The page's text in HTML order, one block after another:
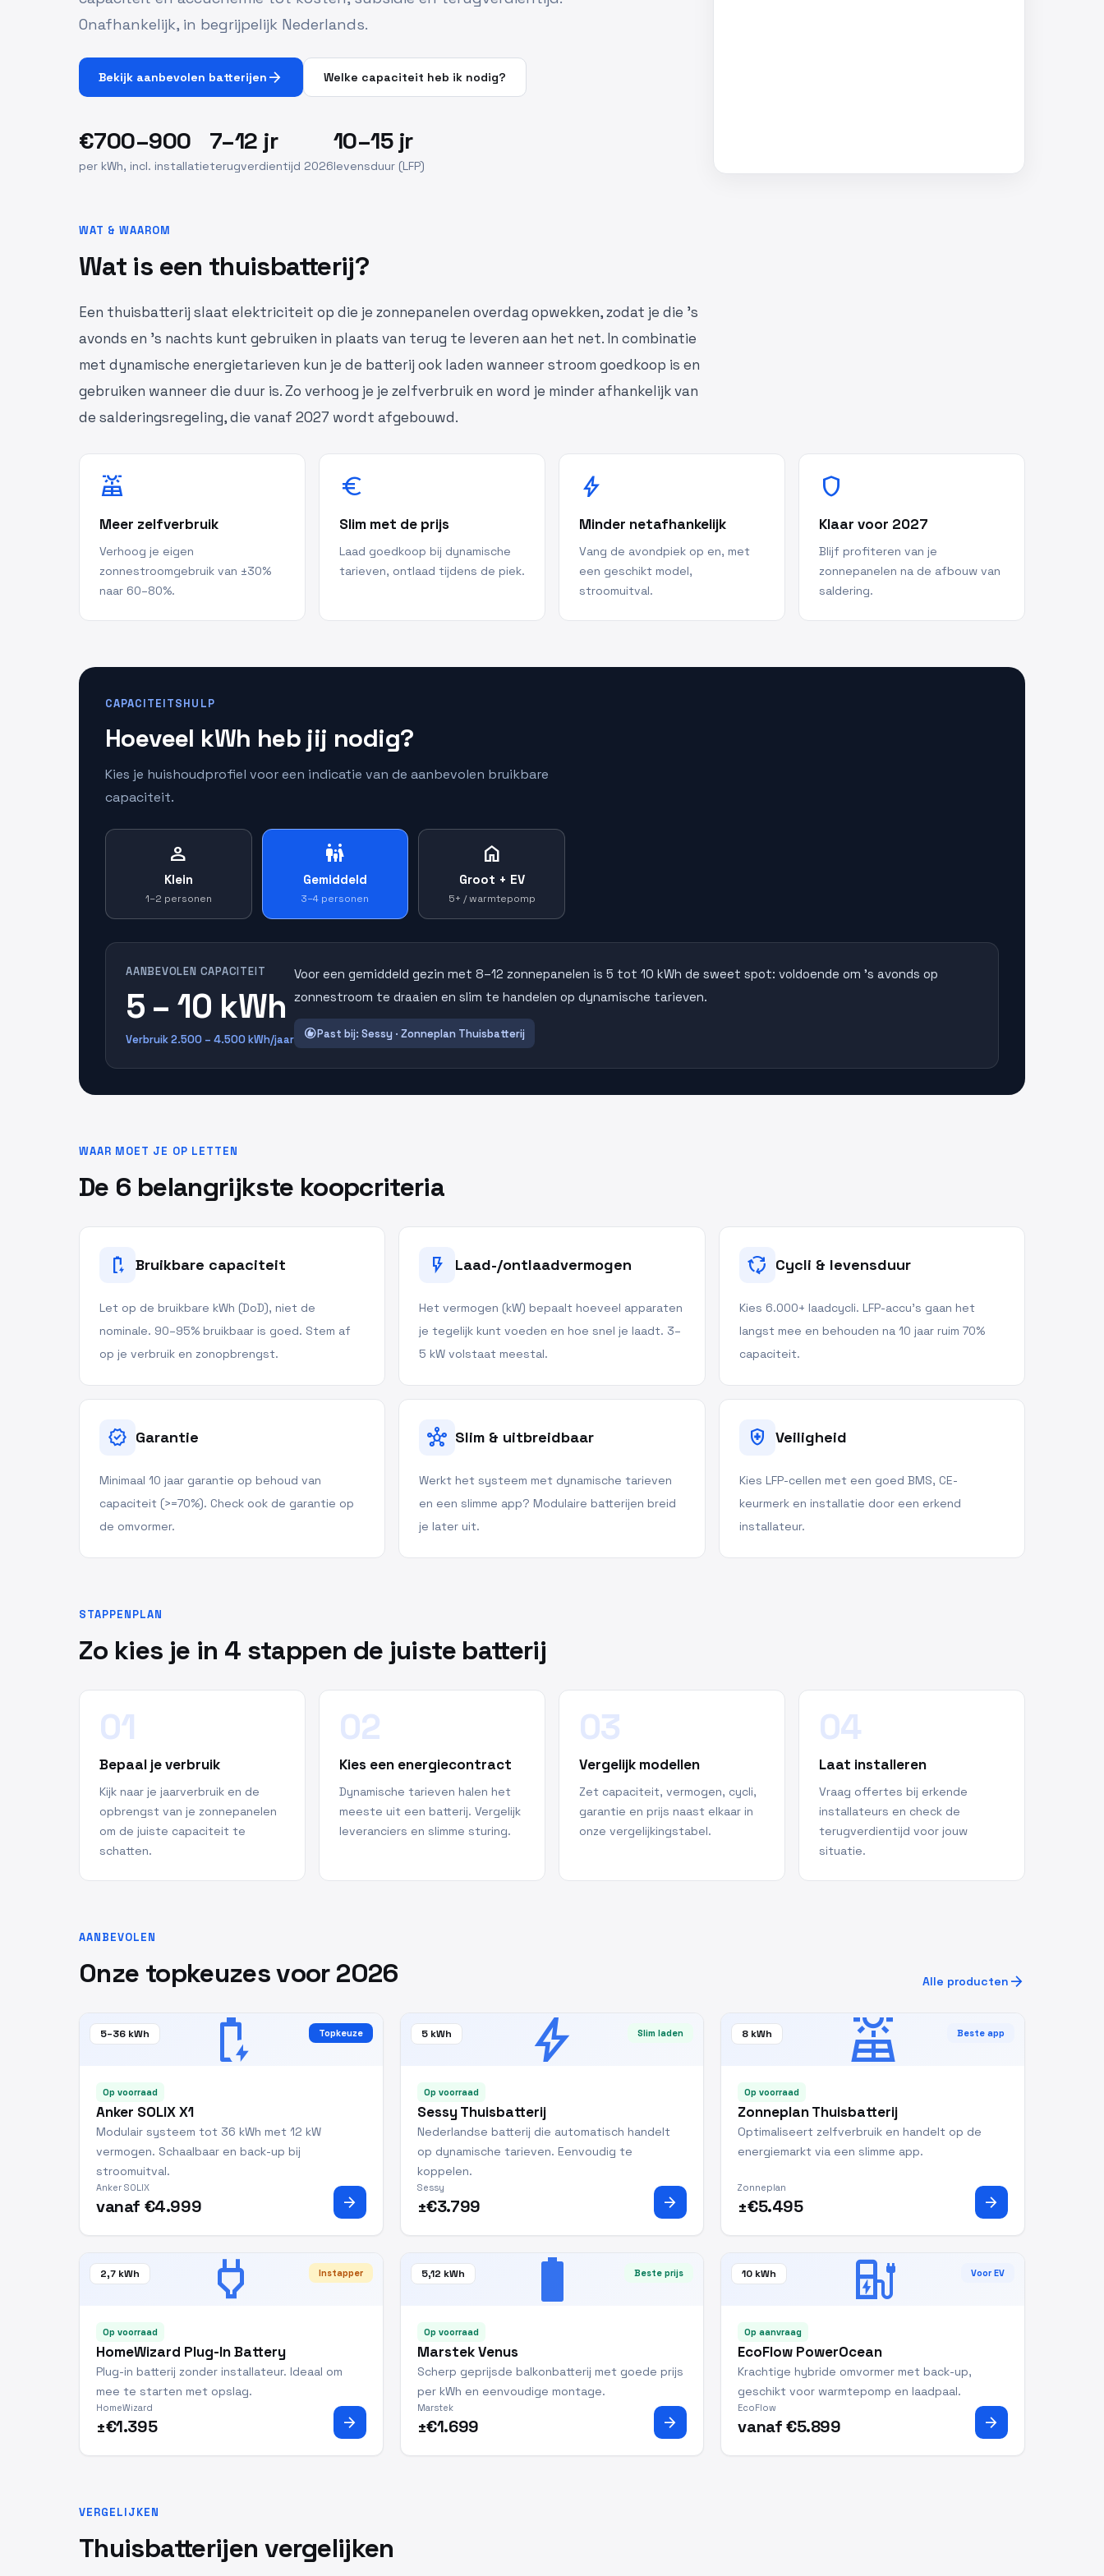
Onafhankelijk, in begrijpelijk Nederlands.
Bekijk aanbevolen batterijen arrow_forward Welke capaciteit heb ik nodig?
€700–900
per kWh, incl. installatie
7–12 jr
terugverdientijd 2026
10–15 jr
levensduur (LFP)
WAT & WAAROM
Wat is een thuisbatterij?
Een thuisbatterij slaat elektriciteit op die je zonnepanelen overdag opwekken, zodat je die 's
avonds en 's nachts kunt gebruiken in plaats van terug te leveren aan het net. In combinatie
met dynamische energietarieven kun je de batterij ook laden wanneer stroom goedkoop is en
gebruiken wanneer die duur is. Zo verhoog je je zelfverbruik en word je minder afhankelijk van
de salderingsregeling, die vanaf 2027 wordt afgebouwd.
solar_power
Meer zelfverbruik
Verhoog je eigen
zonnestroomgebruik van ±30%
naar 60–80%.
euro
Slim met de prijs
Laad goedkoop bij dynamische
tarieven, ontlaad tijdens de piek.
bolt
Minder netafhankelijk
Vang de avondpiek op en, met
een geschikt model,
stroomuitval.
shield
Klaar voor 2027
Blijf profiteren van je
zonnepanelen na de afbouw van
saldering.
CAPACITEITSHULP
Hoeveel kWh heb jij nodig?
Kies je huishoudprofiel voor een indicatie van de aanbevolen bruikbare
capaciteit.
person
Klein
1–2 personen
family_restroom
Gemiddeld
3–4 personen
home
Groot + EV
5+ / warmtepomp
AANBEVOLEN CAPACITEIT
5 – 10 kWh
Verbruik 2.500 – 4.500 kWh/jaar
Voor een gemiddeld gezin met 8–12 zonnepanelen is 5 tot 10 kWh de sweet spot: voldoende om 's avonds op
zonnestroom te draaien en slim te handelen op dynamische tarieven.
recommendPast bij: Sessy · Zonneplan Thuisbatterij
WAAR MOET JE OP LETTEN
De 6 belangrijkste koopcriteria
battery_charging_full Bruikbare capaciteit
Let op de bruikbare kWh (DoD), niet de
nominale. 90–95% bruikbaar is goed. Stem af
op je verbruik en zonopbrengst.
flash_on Laad-/ontlaadvermogen
Het vermogen (kW) bepaalt hoeveel apparaten
je tegelijk kunt voeden en hoe snel je laadt. 3–
5 kW volstaat meestal.
cycle Cycli & levensduur
Kies 6.000+ laadcycli. LFP-accu's gaan het
langst mee en behouden na 10 jaar ruim 70%
capaciteit.
verified Garantie
Minimaal 10 jaar garantie op behoud van
capaciteit (>=70%). Check ook de garantie op
de omvormer.
hub Slim & uitbreidbaar
Werkt het systeem met dynamische tarieven
en een slimme app? Modulaire batterijen breid
je later uit.
health_and_safety Veiligheid
Kies LFP-cellen met een goed BMS, CE-
keurmerk en installatie door een erkend
installateur.
STAPPENPLAN
Zo kies je in 4 stappen de juiste batterij
01
Bepaal je verbruik
Kijk naar je jaarverbruik en de
opbrengst van je zonnepanelen
om de juiste capaciteit te
schatten.
02
Kies een energiecontract
Dynamische tarieven halen het
meeste uit een batterij. Vergelijk
leveranciers en slimme sturing.
03
Vergelijk modellen
Zet capaciteit, vermogen, cycli,
garantie en prijs naast elkaar in
onze vergelijkingstabel.
04
Laat installeren
Vraag offertes bij erkende
installateurs en check de
terugverdientijd voor jouw
situatie.
AANBEVOLEN
Onze topkeuzes voor 2026 Alle producten arrow_forward
battery_charging_full
5–36 kWh Topkeuze
Op voorraad
Anker SOLIX X1
Modulair systeem tot 36 kWh met 12 kW
vermogen. Schaalbaar en back-up bij
stroomuitval.
Anker SOLIX
vanaf €4.999 arrow_forward
bolt
5 kWh Slim laden
Op voorraad
Sessy Thuisbatterij
Nederlandse batterij die automatisch handelt
op dynamische tarieven. Eenvoudig te
koppelen.
Sessy
±€3.799 arrow_forward
solar_power
8 kWh Beste app
Op voorraad
Zonneplan Thuisbatterij
Optimaliseert zelfverbruik en handelt op de
energiemarkt via een slimme app.
Zonneplan
±€5.495 arrow_forward
power
2,7 kWh Instapper
Op voorraad
HomeWizard Plug-In Battery
Plug-in batterij zonder installateur. Ideaal om
mee te starten met opslag.
HomeWizard
±€1.395 arrow_forward
battery_full
5,12 kWh Beste prijs
Op voorraad
Marstek Venus
Scherp geprijsde balkonbatterij met goede prijs
per kWh en eenvoudige montage.
Marstek
±€1.699 arrow_forward
ev_station
10 kWh Voor EV
Op aanvraag
EcoFlow PowerOcean
Krachtige hybride omvormer met back-up,
geschikt voor warmtepomp en laadpaal.
EcoFlow
vanaf €5.899 arrow_forward
VERGELIJKEN
Thuisbatterijen vergelijken